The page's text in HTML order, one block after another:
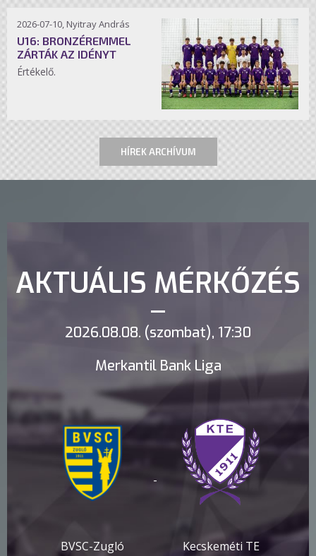
2026-07-10, Nyitray András
U16: BRONZÉREMMEL
ZÁRTÁK AZ IDÉNYT
Értékelő.
HÍREK ARCHÍVUM
AKTUÁLIS MÉRKŐZÉS
2026.08.08. (szombat), 17:30
Merkantil Bank Liga
BVSC-Zugló
-
Kecskeméti TE